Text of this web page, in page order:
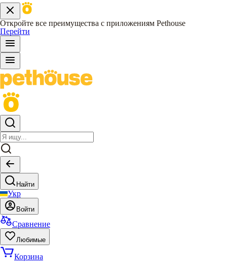
Откройте все преимущества с приложениям Pethouse
Перейти
Найти
Укр
Войти
Сравнение
Любимые
Корзина